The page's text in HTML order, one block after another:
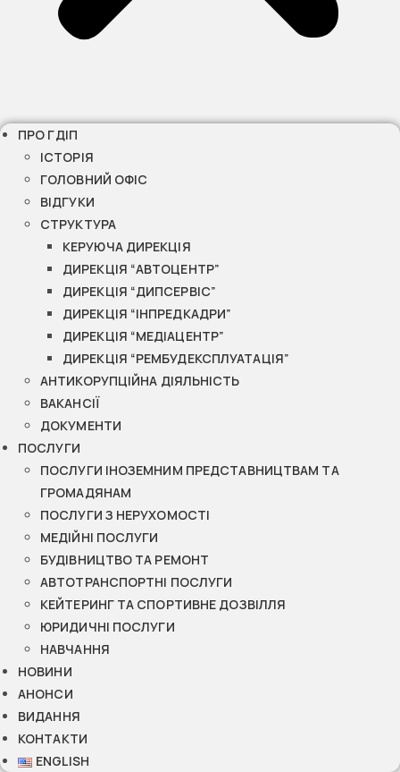
ПРО ГДІП
ІСТОРІЯ
ГОЛОВНИЙ ОФІС
ВІДГУКИ
СТРУКТУРА
КЕРУЮЧА ДИРЕКЦІЯ
ДИРЕКЦІЯ “АВТОЦЕНТР”
ДИРЕКЦІЯ “ДИПСЕРВІС”
ДИРЕКЦІЯ “ІНПРЕДКАДРИ”
ДИРЕКЦІЯ “МЕДІАЦЕНТР”
ДИРЕКЦІЯ “РЕМБУДЕКСПЛУАТАЦІЯ”
АНТИКОРУПЦІЙНА ДІЯЛЬНІСТЬ
ВАКАНСІЇ
ДОКУМЕНТИ
ПОСЛУГИ
ПОСЛУГИ ІНОЗЕМНИМ ПРЕДСТАВНИЦТВАМ ТА
ГРОМАДЯНАМ
ПОСЛУГИ З НЕРУХОМОСТІ
МЕДІЙНІ ПОСЛУГИ
БУДІВНИЦТВО ТА РЕМОНТ
АВТОТРАНСПОРТНІ ПОСЛУГИ
КЕЙТЕРИНГ ТА СПОРТИВНЕ ДОЗВІЛЛЯ
ЮРИДИЧНІ ПОСЛУГИ
НАВЧАННЯ
НОВИНИ
АНОНСИ
ВИДАННЯ
КОНТАКТИ
ENGLISH